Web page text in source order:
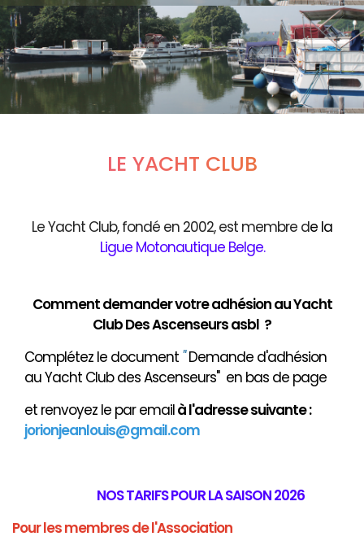
LE YACHT CLUB
Le Yacht Club, fondé en 2002, est membre de la
Ligue Motonautique Belge.
Comment demander votre adhésion au Yacht
Club Des Ascenseurs asbl ?
Complétez le document "Demande d'adhésion
au Yacht Club des Ascenseurs" en bas de page
et renvoyez le par emailàl'adresse suivante :
jorionjeanlouis@gmail.com
NOS TARIFS POUR LA SAISON 2026
Pour les membres de l'Association